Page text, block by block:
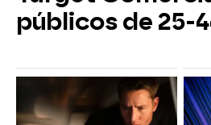
públicos de 25-